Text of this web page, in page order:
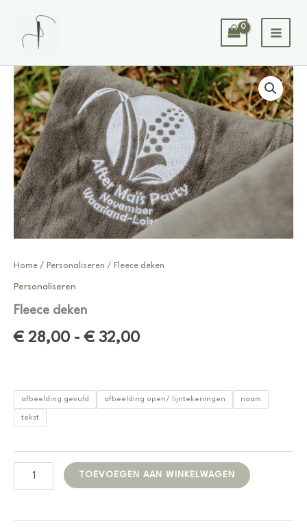
Home / Personaliseren / Fleece deken
Personaliseren
Fleece deken
€ 28,00 - € 32,00Prijsklasse:
tot
€ 32,00
afbeelding gevuld afbeelding open/ lijntekeningen naam
tekst
TOEVOEGEN AAN WINKELWAGEN